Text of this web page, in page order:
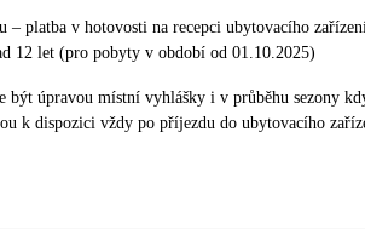
– platba v hotovosti na recepci ubytovacího
12 let (pro pobyty v období od 01.10.2025)
být úpravou místní vyhlášky i v průběhu sezony
k dispozici vždy po příjezdu do ubytovacího